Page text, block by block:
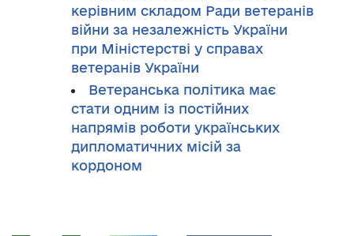
керівним складом Ради ветеранів
війни за незалежність України
при Міністерстві у справах
ветеранів України
Ветеранська політика має
стати одним із постійних
напрямів роботи українських
дипломатичних місій за
кордоном